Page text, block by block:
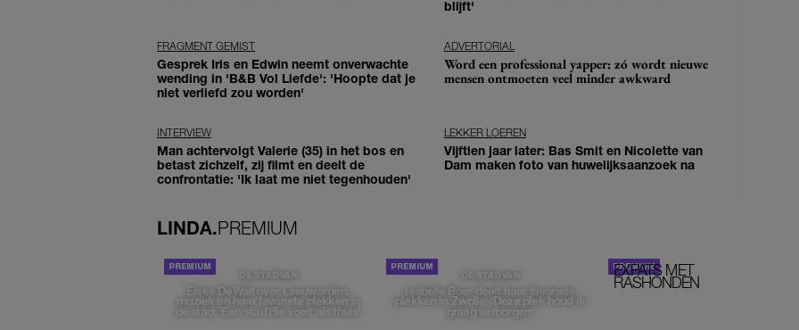
blijft'
FRAGMENT GEMIST
Gesprek Iris en Edwin neemt onverwachte
wending in 'B&B Vol Liefde': 'Hoopte dat je
niet verliefd zou worden'
ADVERTORIAL
Word een professional yapper: zó wordt nieuwe
mensen ontmoeten veel minder awkward
INTERVIEW
Man achtervolgt Valerie (35) in het bos en
betast zichzelf, zij filmt en deelt de
confrontatie: 'Ik laat me niet tegenhouden'
LEKKER LOEREN
Vijftien jaar later: Bas Smit en Nicolette van
Dam maken foto van huwelijksaanzoek na
LINDA.PREMIUM
DE STAD VAN
Elske DeWall over Leeuwarden,
muziek en haar favoriete plekken in
de stad: 'Een stad die voelt als thuis'
DE STAD VAN
Isabelle Boer deelt haar favoriete
plekken in Zwolle: 'Deze plek houd ik
graag verborgen'
EXPATS MET
RASHONDEN